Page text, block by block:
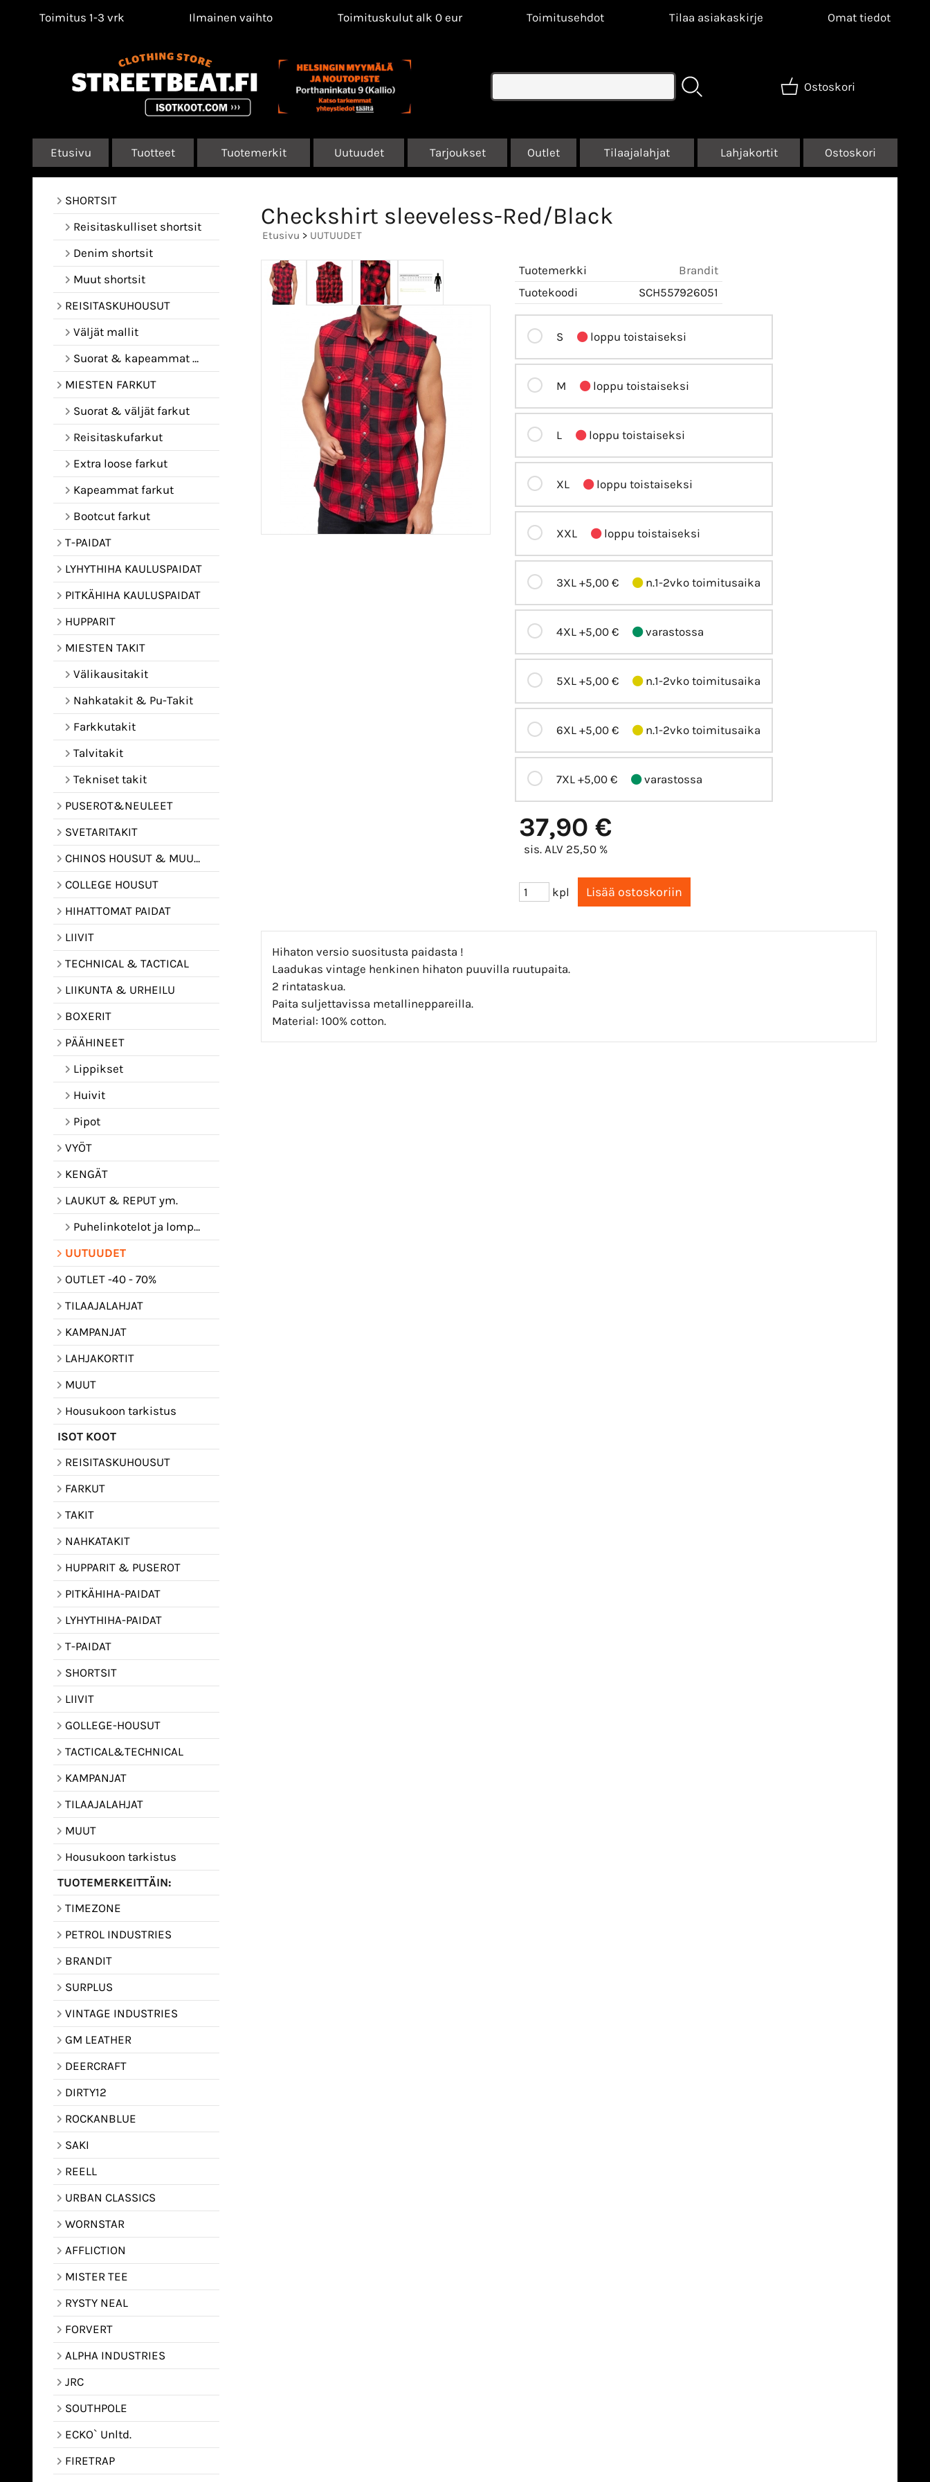
Toimitus 1-3 vrk Ilmainen vaihto Toimituskulut alk 0 eur Toimitusehdot Tilaa asiakaskirje Omat tiedot
Ostoskori
Etusivu Tuotteet Tuotemerkit Uutuudet Tarjoukset Outlet Tilaajalahjat Lahjakortit Ostoskori
SHORTSIT
Reisitaskulliset shortsit
Denim shortsit
Muut shortsit
REISITASKUHOUSUT
Väljät mallit
Suorat & kapeammat mallit
MIESTEN FARKUT
Suorat & väljät farkut
Reisitaskufarkut
Extra loose farkut
Kapeammat farkut
Bootcut farkut
T-PAIDAT
LYHYTHIHA KAULUSPAIDAT
PITKÄHIHA KAULUSPAIDAT
HUPPARIT
MIESTEN TAKIT
Välikausitakit
Nahkatakit & Pu-Takit
Farkkutakit
Talvitakit
Tekniset takit
PUSEROT&NEULEET
SVETARITAKIT
CHINOS HOUSUT & MUUT HOUSUT
COLLEGE HOUSUT
HIHATTOMAT PAIDAT
LIIVIT
TECHNICAL & TACTICAL
LIIKUNTA & URHEILU
BOXERIT
PÄÄHINEET
Lippikset
Huivit
Pipot
VYÖT
KENGÄT
LAUKUT & REPUT ym.
Puhelinkotelot ja lompakot
UUTUUDET
OUTLET -40 - 70%
TILAAJALAHJAT
KAMPANJAT
LAHJAKORTIT
MUUT
Housukoon tarkistus
ISOT KOOT
REISITASKUHOUSUT
FARKUT
TAKIT
NAHKATAKIT
HUPPARIT & PUSEROT
PITKÄHIHA-PAIDAT
LYHYTHIHA-PAIDAT
T-PAIDAT
SHORTSIT
LIIVIT
GOLLEGE-HOUSUT
TACTICAL&TECHNICAL
KAMPANJAT
TILAAJALAHJAT
MUUT
Housukoon tarkistus
TUOTEMERKEITTÄIN:
TIMEZONE
PETROL INDUSTRIES
BRANDIT
SURPLUS
VINTAGE INDUSTRIES
GM LEATHER
DEERCRAFT
DIRTY12
ROCKANBLUE
SAKI
REELL
URBAN CLASSICS
WORNSTAR
AFFLICTION
MISTER TEE
RYSTY NEAL
FORVERT
ALPHA INDUSTRIES
JRC
SOUTHPOLE
ECKO` Unltd.
FIRETRAP
Checkshirt sleeveless-Red/Black
Etusivu > UUTUUDET
Tuotemerkki
Brandit
Tuotekoodi
SCH557926051
S loppu toistaiseksi
M loppu toistaiseksi
L loppu toistaiseksi
XL loppu toistaiseksi
XXL loppu toistaiseksi
3XL +5,00 € n.1-2vko toimitusaika
4XL +5,00 € varastossa
5XL +5,00 € n.1-2vko toimitusaika
6XL +5,00 € n.1-2vko toimitusaika
7XL +5,00 € varastossa
37,90 €
sis. ALV 25,50 %
kpl
Hihaton versio suositusta paidasta !
Laadukas vintage henkinen hihaton puuvilla ruutupaita.
2 rintataskua.
Paita suljettavissa metallineppareilla.
Material: 100% cotton.